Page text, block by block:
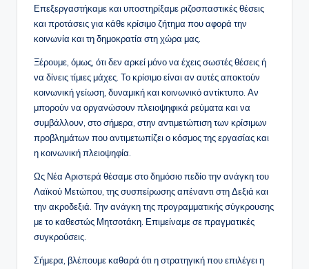
Επεξεργαστήκαμε και υποστηρίξαμε ριζοσπαστικές θέσεις
και προτάσεις για κάθε κρίσιμο ζήτημα που αφορά την
κοινωνία και τη δημοκρατία στη χώρα μας.
Ξέρουμε, όμως, ότι δεν αρκεί μόνο να έχεις σωστές θέσεις ή
να δίνεις τίμιες μάχες. Το κρίσιμο είναι αν αυτές αποκτούν
κοινωνική γείωση, δυναμική και κοινωνικό αντίκτυπο. Αν
μπορούν να οργανώσουν πλειοψηφικά ρεύματα και να
συμβάλλουν, στο σήμερα, στην αντιμετώπιση των κρίσιμων
προβλημάτων που αντιμετωπίζει ο κόσμος της εργασίας και
η κοινωνική πλειοψηφία.
Ως Νέα Αριστερά θέσαμε στο δημόσιο πεδίο την ανάγκη του
Λαϊκού Μετώπου, της συσπείρωσης απέναντι στη Δεξιά και
την ακροδεξιά. Την ανάγκη της προγραμματικής σύγκρουσης
με το καθεστώς Μητσοτάκη. Επιμείναμε σε πραγματικές
συγκρούσεις.
Σήμερα, βλέπουμε καθαρά ότι η στρατηγική που επιλέγει η